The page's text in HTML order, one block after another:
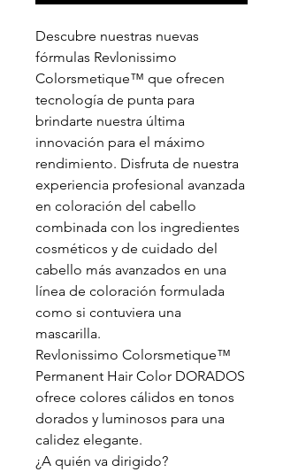
Descubre nuestras nuevas
fórmulas Revlonissimo
Colorsmetique™ que ofrecen
tecnología de punta para
brindarte nuestra última
innovación para el máximo
rendimiento. Disfruta de nuestra
experiencia profesional avanzada
en coloración del cabello
combinada con los ingredientes
cosméticos y de cuidado del
cabello más avanzados en una
línea de coloración formulada
como si contuviera una
mascarilla.
Revlonissimo Colorsmetique™
Permanent Hair Color DORADOS
ofrece colores cálidos en tonos
dorados y luminosos para una
calidez elegante.
¿A quién va dirigido?